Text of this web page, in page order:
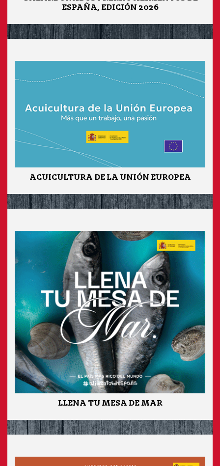
ESPAÑA, EDICIÓN 2026
ACUICULTURA DE LA UNIÓN EUROPEA
LLENA TU MESA DE MAR